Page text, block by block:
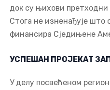
док су њихови претходни
Стога не изненађује што
финансира Сједињене
УСПЕШАН ПРОЈЕКАТ
У делу посвећеном